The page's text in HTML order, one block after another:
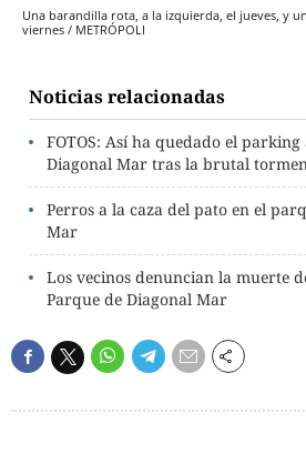
Una barandilla rota, a la izquierda, el jueves, y
viernes / METRÓPOLI
Noticias relacionadas
FOTOS: Así ha quedado el
Diagonal Mar tras la brutal
Perros a la caza del pato en el
Mar
Los vecinos denuncian la muerte
Parque de Diagonal Mar